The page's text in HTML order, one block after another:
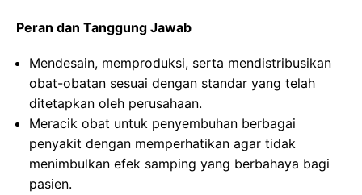
Peran dan Tanggung Jawab
Mendesain, memproduksi, serta mendistribusikan
obat-obatan sesuai dengan standar yang telah
ditetapkan oleh perusahaan.
Meracik obat untuk penyembuhan berbagai
penyakit dengan memperhatikan agar tidak
menimbulkan efek samping yang berbahaya bagi
pasien.